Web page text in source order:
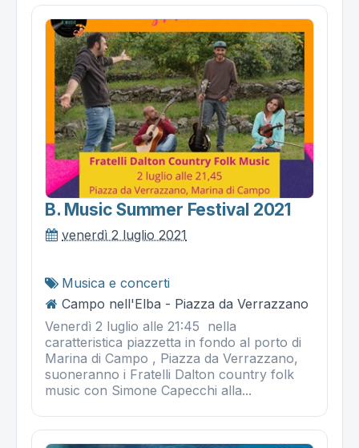
B. Music Summer Festival 2021
venerdì 2 luglio 2021
Musica e concerti
Campo nell'Elba - Piazza da Verrazzano
Venerdì 2 luglio alle 21:45 nella
caratteristica piazzetta in fondo al porto di
Marina di Campo , Piazza da Verrazzano,
suoneranno i Fratelli Dalton country folk
music con Simone Capecchi alla...